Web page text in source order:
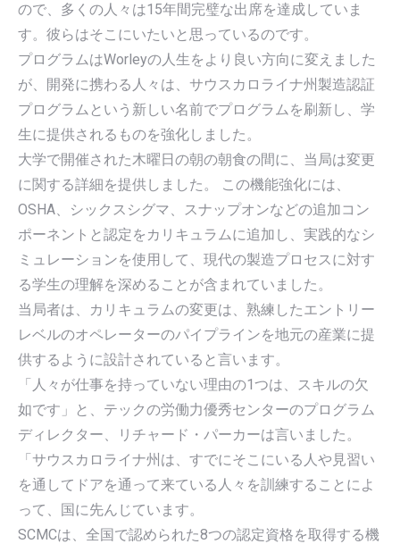
ので、多くの人々は15年間完璧な出席を達成していま
す。彼らはそこにいたいと思っているのです。
プログラムはWorleyの人生をより良い方向に変えました
が、開発に携わる人々は、サウスカロライナ州製造認証
プログラムという新しい名前でプログラムを刷新し、学
生に提供されるものを強化しました。
大学で開催された木曜日の朝の朝食の間に、当局は変更
に関する詳細を提供しました。 この機能強化には、
OSHA、シックスシグマ、スナップオンなどの追加コン
ポーネントと認定をカリキュラムに追加し、実践的なシ
ミュレーションを使用して、現代の製造プロセスに対す
る学生の理解を深めることが含まれていました。
当局者は、カリキュラムの変更は、熟練したエントリー
レベルのオペレーターのパイプラインを地元の産業に提
供するように設計されていると言います。
「人々が仕事を持っていない理由の1つは、スキルの欠
如です」と、テックの労働力優秀センターのプログラム
ディレクター、リチャード・パーカーは言いました。
「サウスカロライナ州は、すでにそこにいる人や見習い
を通してドアを通って来ている人々を訓練することによ
って、国に先んじています。
SCMCは、全国で認められた8つの認定資格を取得する機